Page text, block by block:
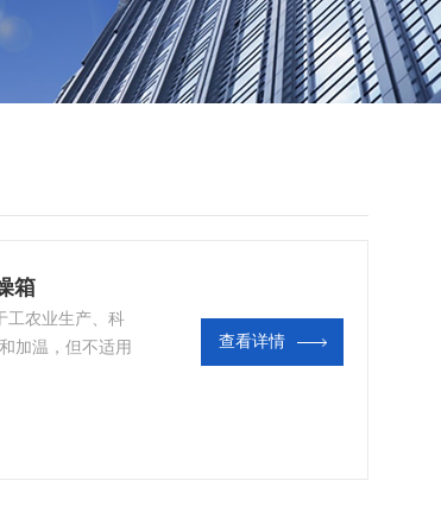
箱
工农业生产、科
加温，但不适用
空、通讯、塑
查看详情